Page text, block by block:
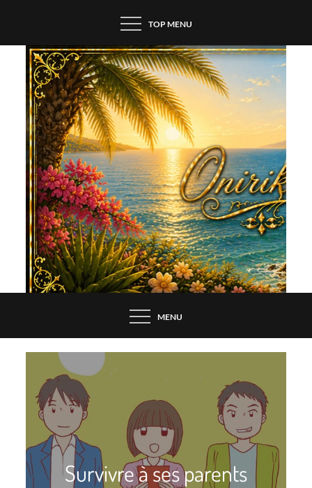
content
TOP MENU
MENU
Survivre à ses parents